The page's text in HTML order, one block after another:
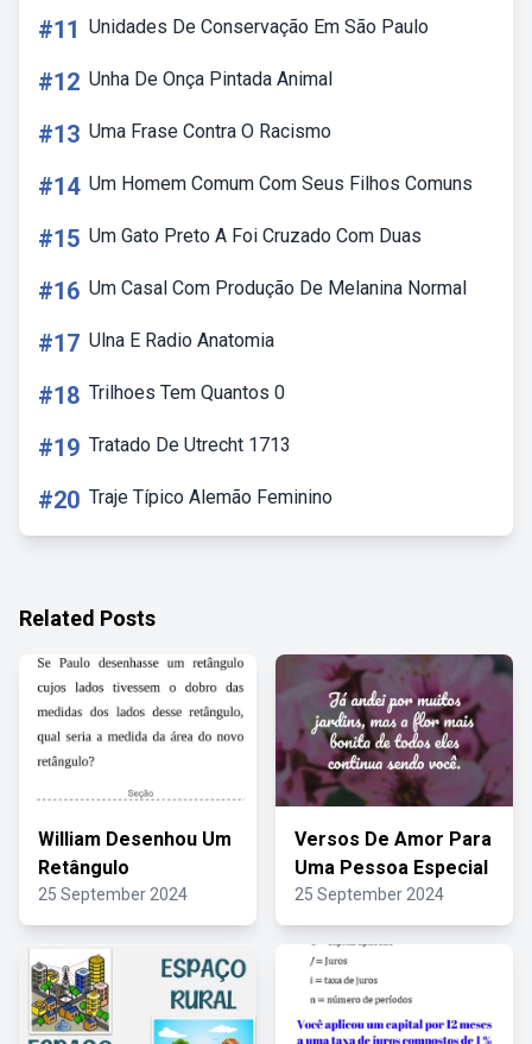
#11 Unidades De Conservação Em São Paulo
#12 Unha De Onça Pintada Animal
#13 Uma Frase Contra O Racismo
#14 Um Homem Comum Com Seus Filhos Comuns
#15 Um Gato Preto A Foi Cruzado Com Duas
#16 Um Casal Com Produção De Melanina Normal
#17 Ulna E Radio Anatomia
#18 Trilhoes Tem Quantos 0
#19 Tratado De Utrecht 1713
#20 Traje Típico Alemão Feminino
Related Posts
William Desenhou Um
Retângulo
25 September 2024
Versos De Amor Para
Uma Pessoa Especial
25 September 2024